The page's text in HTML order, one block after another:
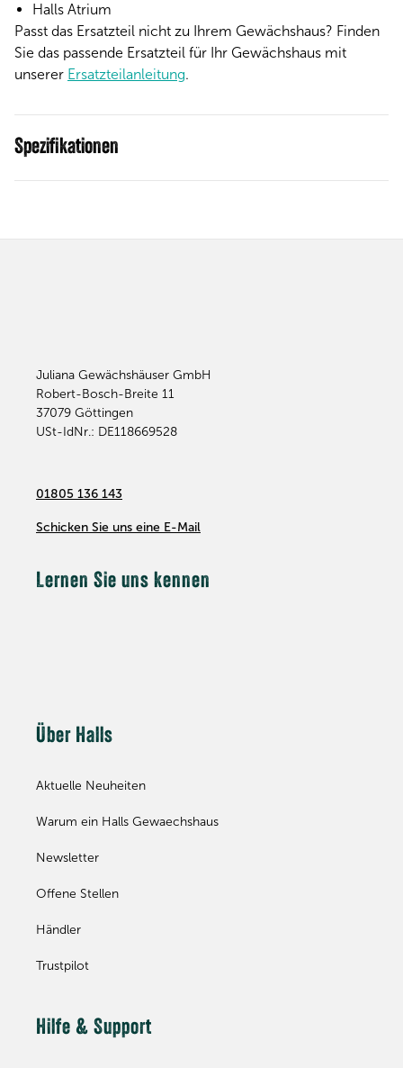
Halls Atrium
Passt das Ersatzteil nicht zu Ihrem Gewächshaus? Finden
Sie das passende Ersatzteil für Ihr Gewächshaus mit
unserer Ersatzteilanleitung.
Spezifikationen
Juliana Gewächshäuser GmbH
Robert-Bosch-Breite 11
37079 Göttingen
USt-IdNr.: DE118669528
01805 136 143
Schicken Sie uns eine E-Mail
Lernen Sie uns kennen
Über Halls
Aktuelle Neuheiten
Warum ein Halls Gewaechshaus
Newsletter
Offene Stellen
Händler
Trustpilot
Hilfe & Support